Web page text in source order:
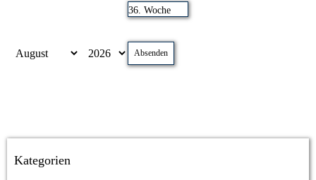
36. Woche
Absenden
Kategorien